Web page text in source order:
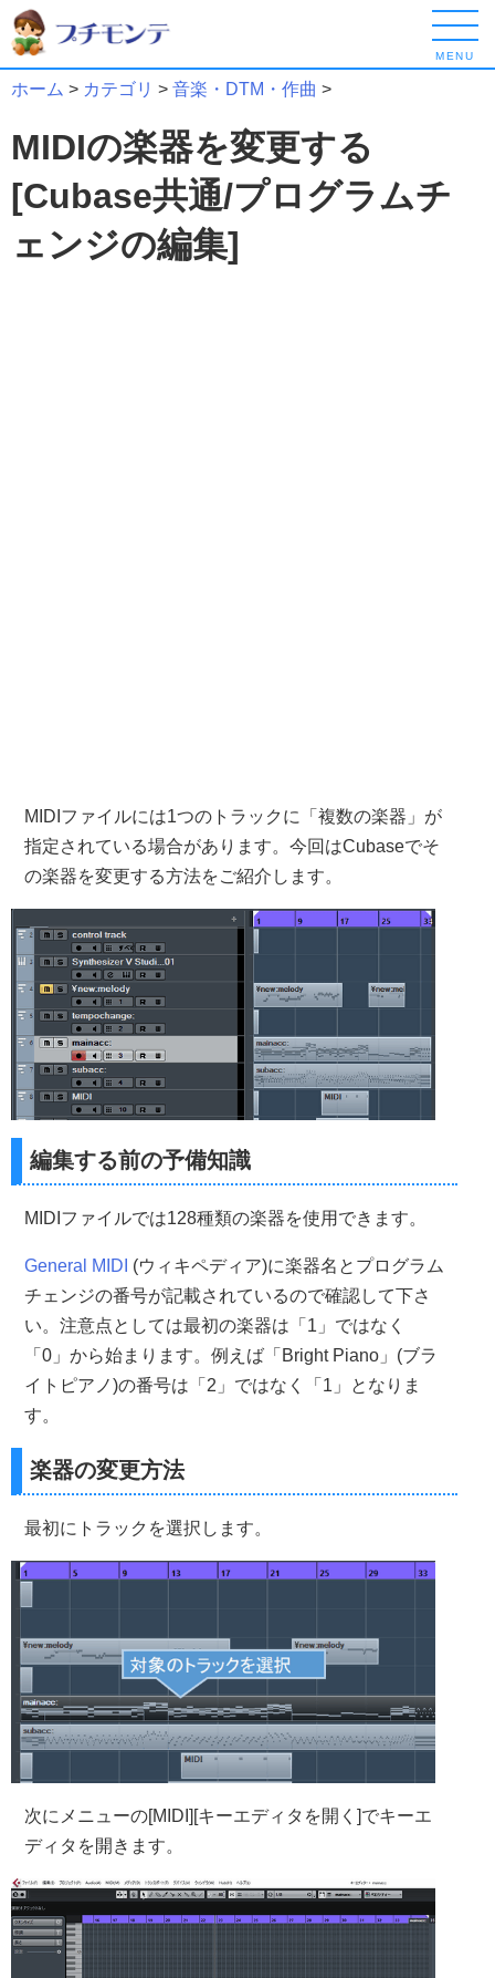
MENU
ホーム > カテゴリ > 音楽・DTM・作曲 >
MIDIの楽器を変更する
[Cubase共通/プログラムチ
ェンジの編集]
MIDIファイルには1つのトラックに「複数の楽器」が
指定されている場合があります。今回はCubaseでそ
の楽器を変更する方法をご紹介します。
編集する前の予備知識
MIDIファイルでは128種類の楽器を使用できます。
General MIDI (ウィキペディア)に楽器名とプログラム
チェンジの番号が記載されているので確認して下さ
い。注意点としては最初の楽器は「1」ではなく
「0」から始まります。例えば「Bright Piano」(ブラ
イトピアノ)の番号は「2」ではなく「1」となりま
す。
楽器の変更方法
最初にトラックを選択します。
次にメニューの[MIDI][キーエディタを開く]でキーエ
ディタを開きます。